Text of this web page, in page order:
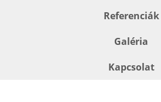
Referenciák
Galéria
Kapcsolat